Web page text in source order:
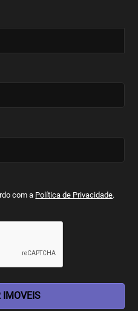
com a Política de Privacidade.
IMOVEIS